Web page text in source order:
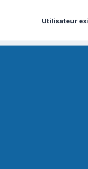
Utilisateur